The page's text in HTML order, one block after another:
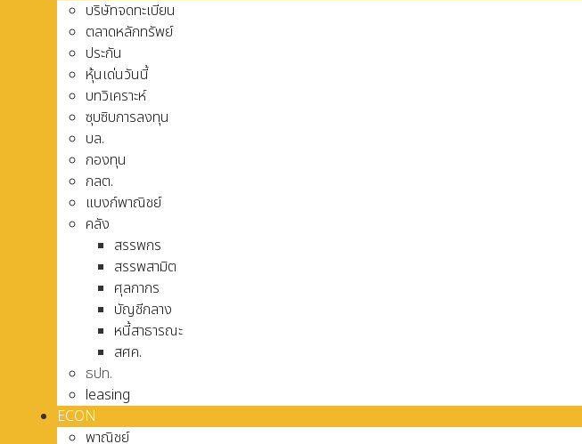
บริษัทจดทะเบียน
ตลาดหลักทรัพย์
ประกัน
หุ้นเด่นวันนี้
บทวิเคราะห์
ซุบซิบการลงทุน
บล.
กองทุน
กลต.
แบงก์พาณิชย์
คลัง
สรรพกร
สรรพสามิต
ศุลกากร
บัญชีกลาง
หนี้สาธารณะ
สศค.
ธปท.
leasing
ECON
พาณิชย์